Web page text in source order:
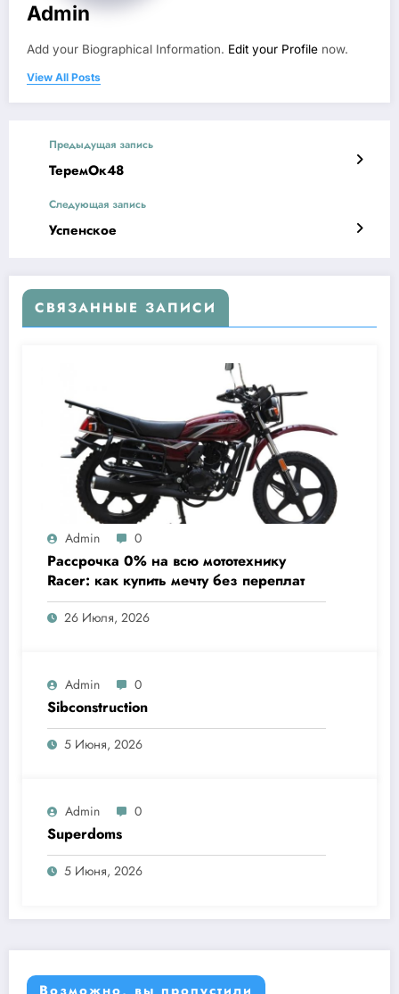
Admin
Add your Biographical Information. Edit your Profile now.
View All Posts
Предыдущая запись
ТеремОк48
Следующая запись
Успенское
СВЯЗАННЫЕ ЗАПИСИ
Admin 0
Рассрочка 0% на всю мототехнику
Racer: как купить мечту без переплат
26 Июля, 2026
Admin 0
Sibconstruction
5 Июня, 2026
Admin 0
Superdoms
5 Июня, 2026